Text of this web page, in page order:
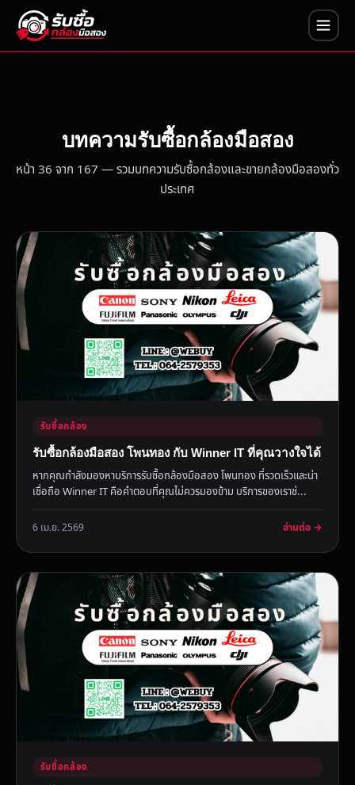
บทความรับซื้อกล้องมือสอง
หน้า 36 จาก 167 — รวมบทความรับซื้อกล้องและขายกล้องมือสองทั่ว
ประเทศ
รับซื้อกล้อง
รับซื้อกล้องมือสอง โพนทอง กับ Winner IT ที่คุณวางใจได้
หากคุณกำลังมองหาบริการรับซื้อกล้องมือสอง โพนทอง ที่รวดเร็วและน่า
เชื่อถือ Winner IT คือคำตอบที่คุณไม่ควรมองข้าม บริการของเราช่...
6 เม.ย. 2569 อ่านต่อ →
รับซื้อกล้อง